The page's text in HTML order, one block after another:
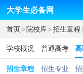
大学生必备网
首页>院校库>招生章程
学校概况 普通高考
招生章程 招生专业